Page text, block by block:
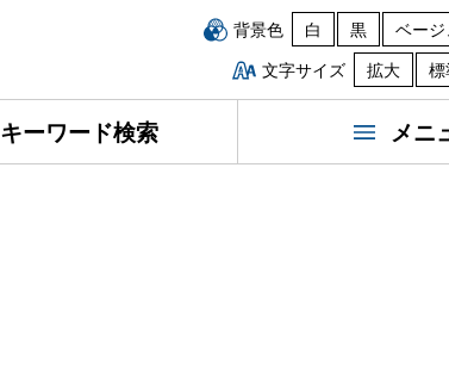
背景色 白 黒
ベージ
文字サイズ
拡大
キーワード検索 メニ